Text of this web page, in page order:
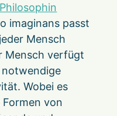
Philosophin
imaginans passt
Mensch
Mensch verfügt
Wobei es
von